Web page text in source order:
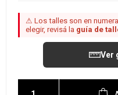
⚠ Los talles son en
elegir, revisá la guía de
Ver